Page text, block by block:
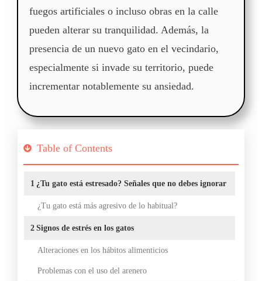
fuegos artificiales o incluso obras en la calle
pueden alterar su tranquilidad. Además, la
presencia de un nuevo gato en el vecindario,
especialmente si invade su territorio, puede
incrementar notablemente su ansiedad.
Table of Contents
1 ¿Tu gato está estresado? Señales que no debes ignorar
¿Tu gato está más agresivo de lo habitual?
2 Signos de estrés en los gatos
Alteraciones en los hábitos alimenticios
Problemas con el uso del arenero